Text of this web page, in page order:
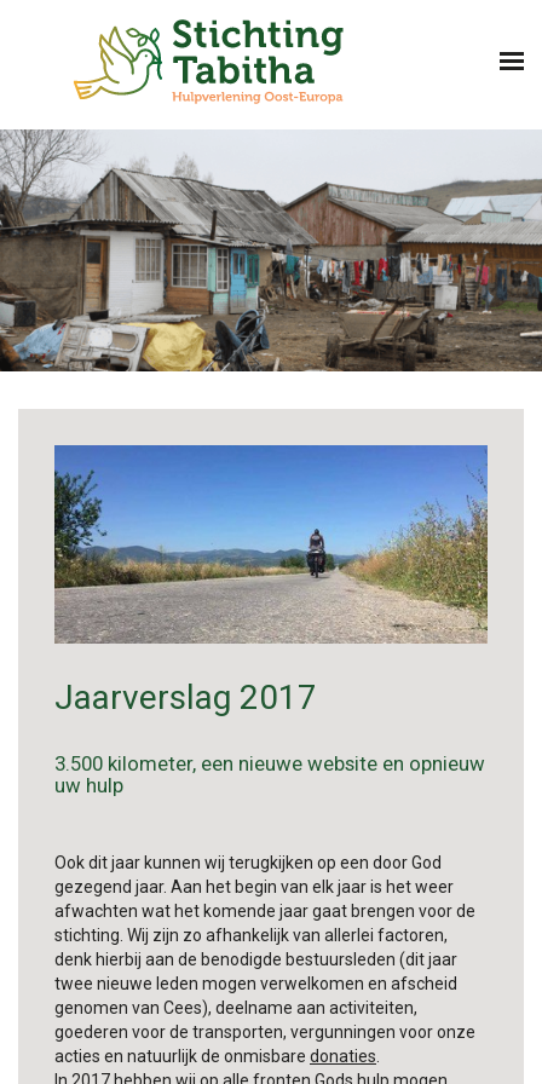
Jaarverslag 2017
3.500 kilometer, een nieuwe website en opnieuw
uw hulp
Ook dit jaar kunnen wij terugkijken op een door God
gezegend jaar. Aan het begin van elk jaar is het weer
afwachten wat het komende jaar gaat brengen voor de
stichting. Wij zijn zo afhankelijk van allerlei factoren,
denk hierbij aan de benodigde bestuursleden (dit jaar
twee nieuwe leden mogen verwelkomen en afscheid
genomen van Cees), deelname aan activiteiten,
goederen voor de transporten, vergunningen voor onze
acties en natuurlijk de onmisbare donaties
In 2017 hebben wij op alle fronten Gods hulp mogen